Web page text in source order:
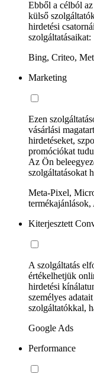
Ebből a célból
külső
hirdetési
szolgáltatásaikat:
Bing, Criteo,
Marketing
Ezen
vásárlási
hirdetéseket,
promóciókat
Az Ön
szolgáltatásokat
Meta-Pixel,
Kiterjesztett
A szolgáltatás
értékelhetjük
hirdetési
személyes
szolgáltatókkal,
Google Ads
Performance